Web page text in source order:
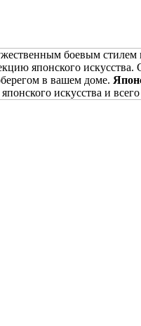
боевым стилем
японского
в вашем доме.
японского искусства и